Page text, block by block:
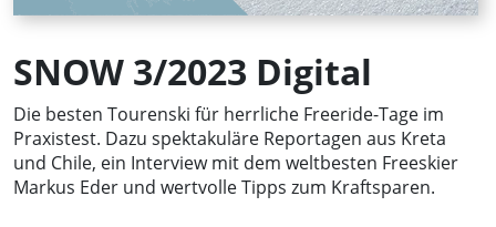
SNOW 3/2023 Digital
Die besten Tourenski für herrliche Freeride-Tage im
Praxistest. Dazu spektakuläre Reportagen aus Kreta
und Chile, ein Interview mit dem weltbesten Freeskier
Markus Eder und wertvolle Tipps zum Kraftsparen.